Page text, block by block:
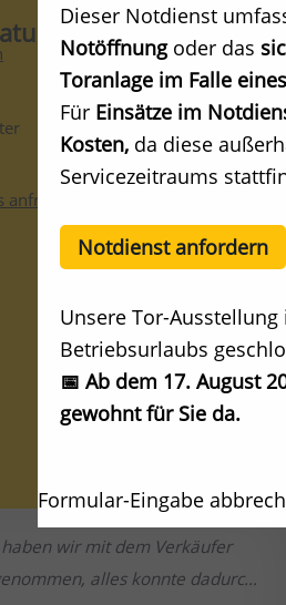
anfragen
wir mit dem Verkäufer
alles konnte dadurch
Dieser Notdienst
Notöffnung oder das
Toranlage im Falle
Für Einsätze im
Kosten, da diese
Servicezeitraums
Notdienst anfordern
Unsere Tor-
Betriebsurlaubs
📅 Ab dem 17. August
gewohnt für Sie da.
Formular-Eingabe